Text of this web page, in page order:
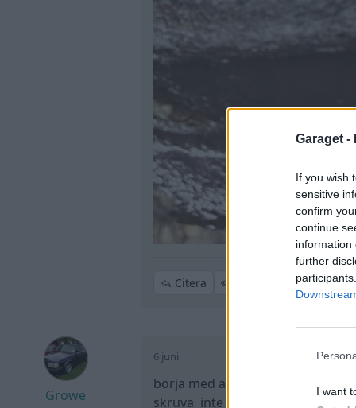
Garaget -
If you wish
sensitive
confirm
continue
information
further
I want
Citera
Growe
6 juni
börja med att borsta rent sen
skruva inte så att du har något